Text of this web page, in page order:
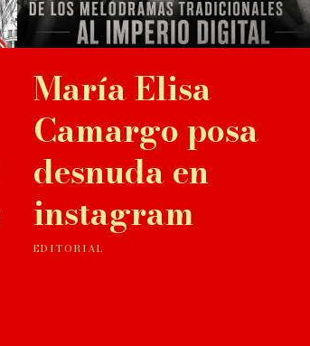
María Elisa
Camargo posa
desnuda en
instagram
EDITORIAL